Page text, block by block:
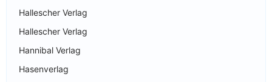
Hallescher Verlag
Hallescher Verlag
Hannibal Verlag
Hasenverlag